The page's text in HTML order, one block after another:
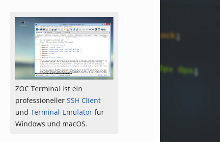
ZOC Terminal ist ein
professioneller SSH Client
und Terminal-Emulator für
Windows und macOS.